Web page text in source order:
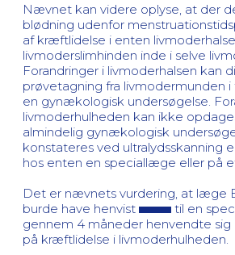
Nævnet kan videre oplyse, at der
blødning udenfor
af kræftlidelse i enten
livmoderslimhinden inde i selve
Forandringer i livmoderhalsen kan
prøvetagning fra livmodermunden
en gynækologisk undersøgelse.
livmoderhulheden kan ikke
almindelig gynækologisk
konstateres ved ultralydsskanning
hos enten en speciallæge eller på
Det er nævnets vurdering, at læge
burde have henvist
til en
gennem 4 måneder henvendte
på kræftlidelse i livmoderhulheden.